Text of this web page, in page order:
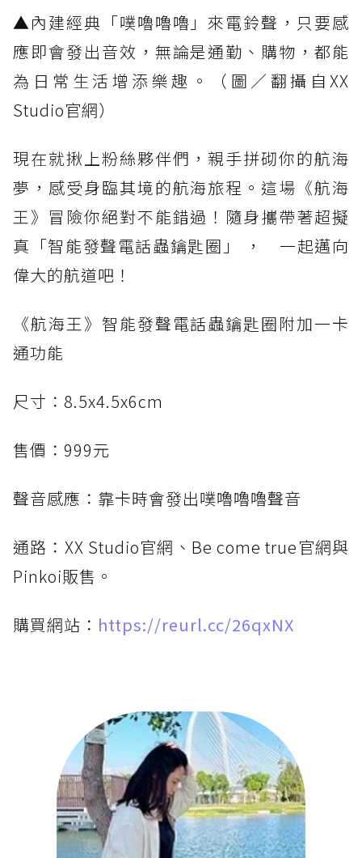
▲內建經典「噗嚕嚕嚕」來電鈴聲，只要感
應即會發出音效，無論是通勤、購物，都能
為日常生活增添樂趣。（圖／翻攝自XX
Studio官網）
現在就揪上粉絲夥伴們，親手拼砌你的航海
夢，感受身臨其境的航海旅程。這場《航海
王》冒險你絕對不能錯過！隨身攜帶著超擬
真「智能發聲電話蟲鑰匙圈」 ， 一起邁向
偉大的航道吧！
《航海王》智能發聲電話蟲鑰匙圈附加一卡
通功能
尺寸：8.5x4.5x6cm
售價：999元
聲音感應：靠卡時會發出噗嚕嚕嚕聲音
通路：XX Studio官網、Be come true官網與
Pinkoi販售。
購買網站： https://reurl.cc/26qxNX